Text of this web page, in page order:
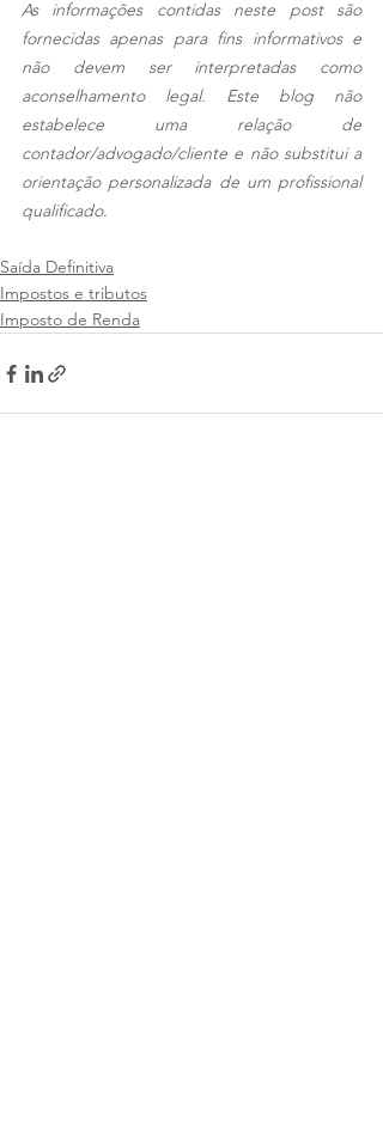
As informações contidas neste post são
fornecidas apenas para fins informativos e
não devem ser interpretadas como
aconselhamento legal. Este blog não
estabelece uma relação de
contador/advogado/cliente e não substitui a
orientação personalizada de um profissional
qualificado.
Saída Definitiva
Impostos e tributos
Imposto de Renda